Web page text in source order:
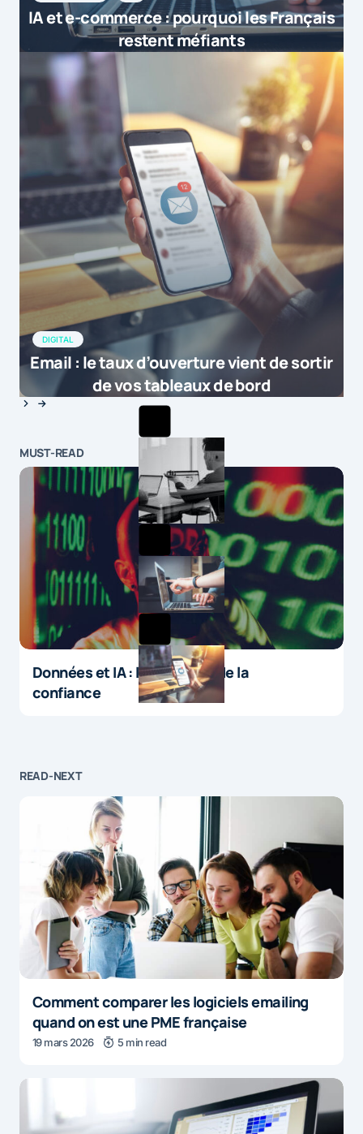
IA et e-commerce : pourquoi les Français
restent méfiants
DIGITAL
Email : le taux d’ouverture vient de sortir
de vos tableaux de bord
MUST-READ
Données et IA : le paradoxe de la
confiance
READ-NEXT
Comment comparer les logiciels emailing
quand on est une PME française
19 mars 2026 5 min read